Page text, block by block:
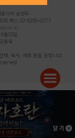
이사:송현두
팩스:02-6265-0377
월25일
동욱
재, 복사, 배포 등을 금합니다.